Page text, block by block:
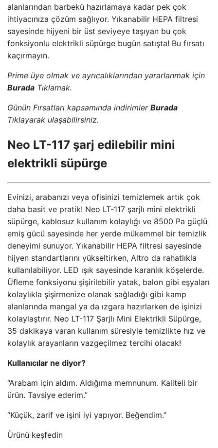
alanlarından barbekü hazırlamaya kadar pek çok
ihtiyacınıza çözüm sağlıyor. Yıkanabilir HEPA filtresi
sayesinde hijyeni bir üst seviyeye taşıyan bu çok
fonksiyonlu elektrikli süpürge bugün satışta! Bu fırsatı
kaçırmayın.
Prime üye olmak ve ayrıcalıklarından yararlanmak için
Burada Tıklamak.
Günün Fırsatları kapsamında indirimler Burada
Tıklayarak ulaşabilirsiniz.
Neo LT-117 şarj edilebilir mini
elektrikli süpürge
Evinizi, arabanızı veya ofisinizi temizlemek artık çok
daha basit ve pratik! Neo LT-117 şarjlı mini elektrikli
süpürge, kablosuz kullanım kolaylığı ve 8500 Pa güçlü
emiş gücü sayesinde her yerde mükemmel bir temizlik
deneyimi sunuyor. Yıkanabilir HEPA filtresi sayesinde
hijyen standartlarını yükseltirken, Altro da rahatlıkla
kullanılabiliyor. LED ışık sayesinde karanlık köşelerde.
Üfleme fonksiyonu şişirilebilir yatak, balon gibi eşyaları
kolaylıkla şişirmenize olanak sağladığı gibi kamp
alanlarında mangal ya da ızgara hazırlarken de işinizi
kolaylaştırır. Neo LT-117 Şarjlı Mini Elektrikli Süpürge,
35 dakikaya varan kullanım süresiyle temizlikte hız ve
kolaylık arayanların vazgeçilmez tercihi olacak!
Kullanıcılar ne diyor?
“Arabam için aldım. Aldığıma memnunum. Kaliteli bir
ürün. Tavsiye ederim.”
“Küçük, zarif ve işini iyi yapıyor. Beğendim.”
Ürünü keşfedin